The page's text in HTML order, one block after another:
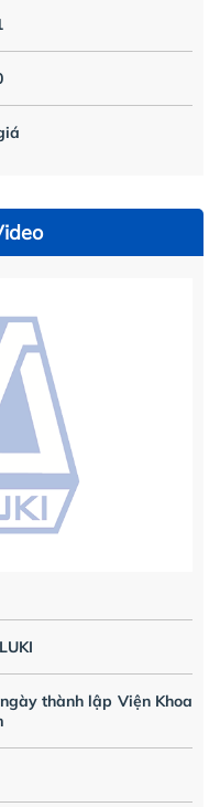
thành lập Viện Khoa